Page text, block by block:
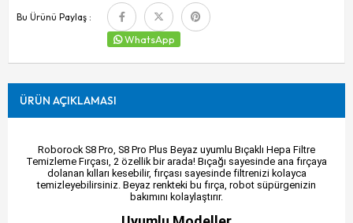
Bu Ürünü Paylaş :
WhatsApp
ÜRÜN AÇIKLAMASI
Roborock S8 Pro, S8 Pro Plus Beyaz uyumlu Bıçaklı Hepa Filtre
Temizleme Fırçası, 2 özellik bir arada! Bıçağı sayesinde ana fırçaya
dolanan kılları kesebilir, fırçası sayesinde filtrenizi kolayca
temizleyebilirsiniz. Beyaz renkteki bu fırça, robot süpürgenizin
bakımını kolaylaştırır.